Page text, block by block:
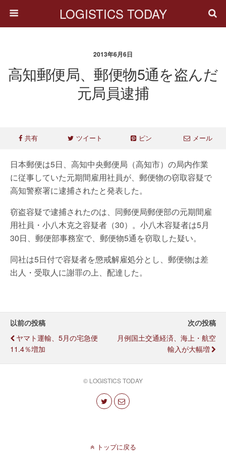
LOGISTICS TODAY
2013年6月6日
高知郵便局、郵便物5通を盗んだ
元局員逮捕
共有 ツイート ピン メール
日本郵便は5日、高知中央郵便局（高知市）の局内作業
に従事していた元期間雇用社員が、郵便物の窃取容疑で
高知警察署に逮捕されたと発表した。
窃盗容疑で逮捕されたのは、同郵便局郵便部の元期間雇
用社員・小八木克之容疑者（30）。小八木容疑者は5月
30日、郵便部事務室で、郵便物5通を窃取した疑い。
同社は5日付で容疑者を懲戒解雇処分とし、郵便物は差
出人・受取人に謝罪の上、配達した。
以前の投稿
ヤマト運輸、5月の宅急便
11.4％増加
次の投稿
月例国土交通経済、海上・航空
輸入が大幅増
© LOGISTICS TODAY
トップに戻る